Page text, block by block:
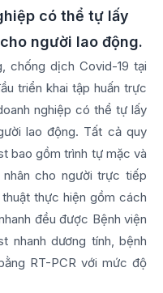
có thể tự lấy
người lao động.
chống dịch Covid-19 tại
triển khai tập huấn trực
nghiệp có thể tự lấy
lao động. Tất cả quy
bao gồm trình tự mặc và
cho người trực tiếp
thực hiện gồm cách
đều được Bệnh viện
nhanh dương tính, bệnh
RT-PCR với mức độ